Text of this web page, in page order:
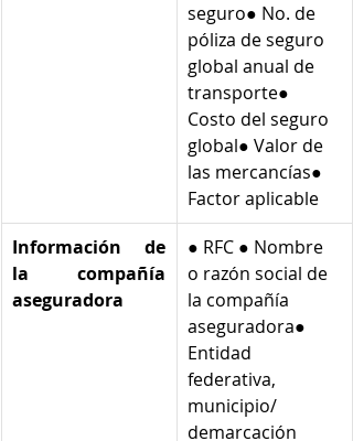
seguro● No. de
póliza de seguro
global anual de
transporte●
Costo del seguro
global● Valor de
las mercancías●
Factor aplicable
Información de
la compañía
aseguradora
● RFC ● Nombre
o razón social de
la compañía
aseguradora●
Entidad
federativa,
municipio/
demarcación